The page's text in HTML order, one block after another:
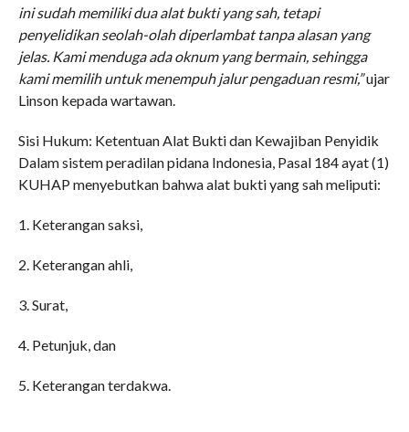
ini sudah memiliki dua alat bukti yang sah, tetapi
penyelidikan seolah-olah diperlambat tanpa alasan yang
jelas. Kami menduga ada oknum yang bermain, sehingga
kami memilih untuk menempuh jalur pengaduan resmi,”ujar
Linson kepada wartawan.
Sisi Hukum: Ketentuan Alat Bukti dan Kewajiban Penyidik
Dalam sistem peradilan pidana Indonesia, Pasal 184 ayat (1)
KUHAP menyebutkan bahwa alat bukti yang sah meliputi:
1. Keterangan saksi,
2. Keterangan ahli,
3. Surat,
4. Petunjuk, dan
5. Keterangan terdakwa.